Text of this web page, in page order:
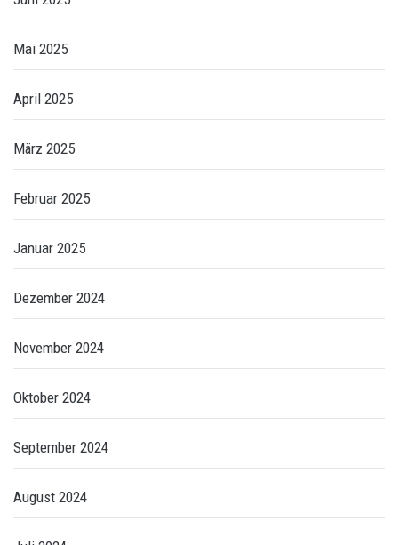
Mai 2025
April 2025
März 2025
Februar 2025
Januar 2025
Dezember 2024
November 2024
Oktober 2024
September 2024
August 2024